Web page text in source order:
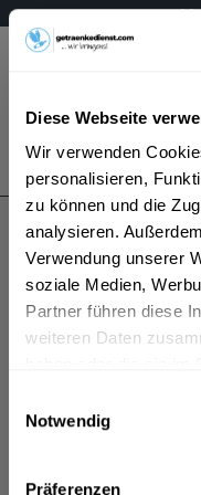
Diese Webseite
Wir verwenden
personalisieren,
zu können und die
analysieren.
Verwendung unserer
soziale Medien,
Partner führen diese
weiteren Daten
Notwendig
Präferenzen
Menü
Gilka Spirituosen
Gilka Spirituosen
Städten, Orten und